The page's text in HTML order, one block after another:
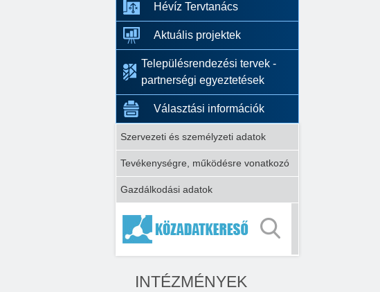
Hévíz Tervtanács
Aktuális projektek
Településrendezési tervek -
partnerségi egyeztetések
Választási információk
Szervezeti és személyzeti adatok
Tevékenységre, működésre vonatkozó
Gazdálkodási adatok
INTÉZMÉNYEK